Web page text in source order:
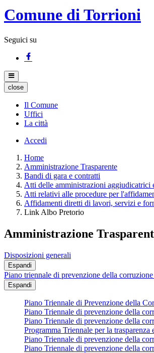
Comune di Torrioni
Seguici su
close
Il Comune
Uffici
La città
Accedi
Home
Amministrazione Trasparente
Bandi di gara e contratti
Atti delle amministrazioni aggiudicatrici
Atti relativi alle procedure per
Affidamenti diretti di lavori, servizi e
Link Albo Pretorio
Amministrazione
Disposizioni generali
Espandi
Piano triennale di prevenzione della corruzione
Espandi
Piano Triennale di Prevenzione della
Piano Triennale di prevenzione della
Piano Triennale di prevenzione della
Programma Triennale per la trasparenza
Piano Triennale di prevenzione della
Piano Triennale di prevenzione della